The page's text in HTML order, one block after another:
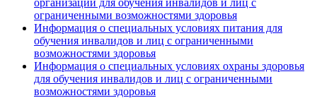
организации для обучения инвалидов и лиц с
ограниченными возможностями здоровья
Информация о специальных условиях питания для
обучения инвалидов и лиц с ограниченными
возможностями здоровья
Информация о специальных условиях охраны здоровья
для обучения инвалидов и лиц с ограниченными
возможностями здоровья